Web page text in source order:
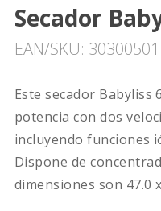
Secador
EAN/SKU:
Este secador Babyliss
potencia con dos
incluyendo funciones
Dispone de
dimensiones son 47.0